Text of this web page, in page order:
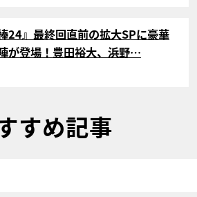
24』最終回直前の拡大SPに豪華
が登場！豊田裕大、浜野…
すめ記事